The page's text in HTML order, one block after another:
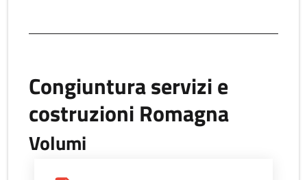
Congiuntura servizi e
costruzioni Romagna
Volumi